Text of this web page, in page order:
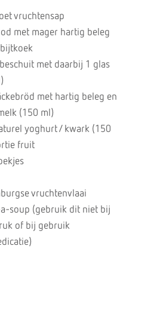
vruchtensap
met mager hartig beleg
met daarbij 1 glas
met hartig beleg en
(150 ml)
yoghurt / kwark (150
fruit
vruchtenvlaai
soup (gebruik dit niet bij
of bij gebruik